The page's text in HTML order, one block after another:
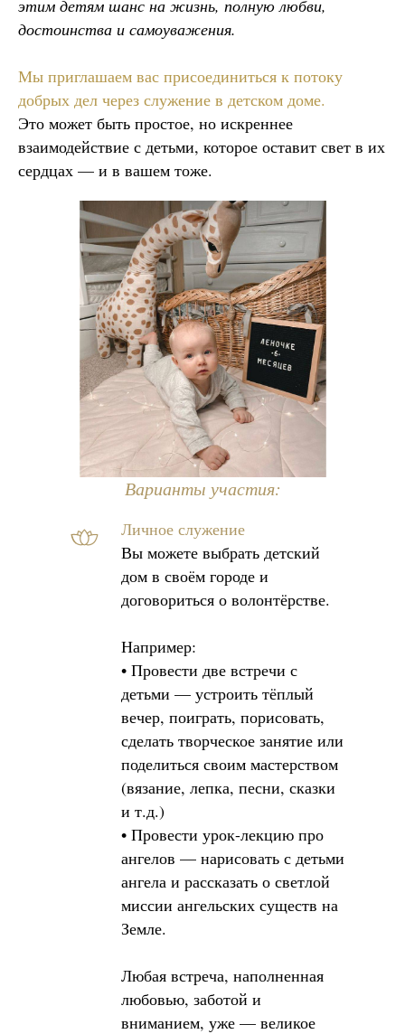
этим детям шанс на жизнь, полную любви,
достоинства и самоуважения.
Мы приглашаем вас присоединиться к потоку
добрых дел через служение в детском доме.
Это может быть простое, но искреннее
взаимодействие с детьми, которое оставит свет в их
сердцах — и в вашем тоже.
Личное служение
Вы можете выбрать детский
дом в своём городе и
договориться о волонтёрстве.
Например:
• Провести две встречи с
детьми — устроить тёплый
вечер, поиграть, порисовать,
сделать творческое занятие или
поделиться своим мастерством
(вязание, лепка, песни, сказки
и т.д.)
• Провести урок-лекцию про
ангелов — нарисовать с детьми
ангела и рассказать о светлой
миссии ангельских существ на
Земле.
Любая встреча, наполненная
любовью, заботой и
вниманием, уже — великое
Варианты участия: